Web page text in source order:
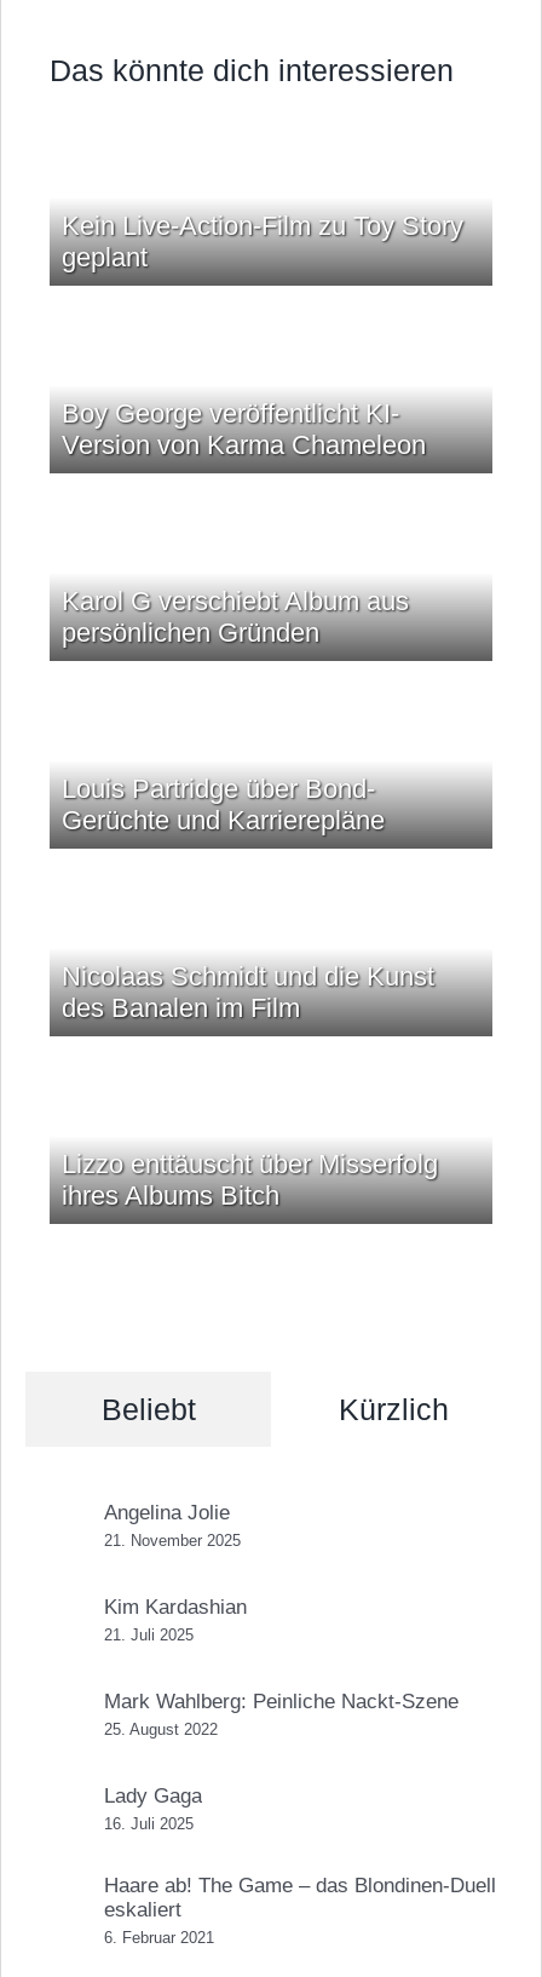
Das könnte dich interessieren
Kein Live-Action-Film zu Toy Story
geplant
Boy George veröffentlicht KI-
Version von Karma Chameleon
Karol G verschiebt Album aus
persönlichen Gründen
Louis Partridge über Bond-
Gerüchte und Karrierepläne
Nicolaas Schmidt und die Kunst
des Banalen im Film
Lizzo enttäuscht über Misserfolg
ihres Albums Bitch
Beliebt Kürzlich
Angelina Jolie
21. November 2025
Kim Kardashian
21. Juli 2025
Mark Wahlberg: Peinliche Nackt-Szene
25. August 2022
Lady Gaga
16. Juli 2025
Haare ab! The Game – das Blondinen-Duell
eskaliert
6. Februar 2021